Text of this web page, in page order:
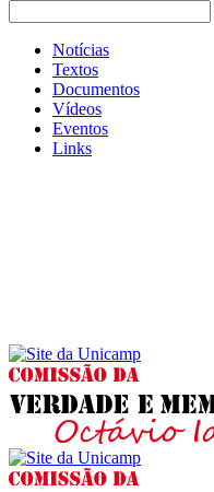
Notícias
Textos
Documentos
Vídeos
Eventos
Links